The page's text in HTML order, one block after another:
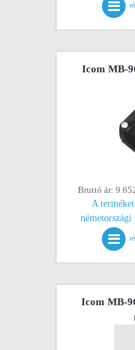
Icom MB-
Bruttó ár:
A
Icom MB-